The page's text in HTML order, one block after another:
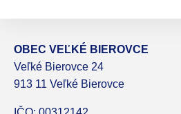
OBEC VEĽKÉ BIEROVCE
Veľké Bierovce 24
913 11 Veľké Bierovce